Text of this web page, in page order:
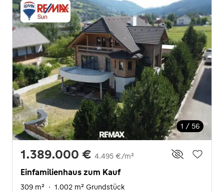
1 / 56
1.389.000 € 4.495 €/m²
Einfamilienhaus zum Kauf
309 m² · 1.002 m² Grundstück